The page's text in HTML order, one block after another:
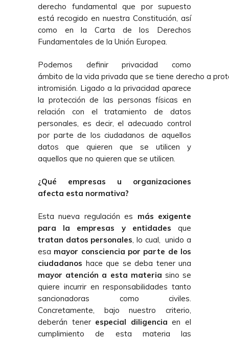
derecho fundamental que por supuesto
está recogido en nuestra Constitución, así
como en la Carta de los Derechos
Fundamentales de la Unión Europea.
Podemos definir privacidad como
ámbito de la vida privada que se tiene derecho a
intromisión. Ligado a la privacidad aparece
la protección de las personas físicas en
relación con el tratamiento de datos
personales, es decir, el adecuado control
por parte de los ciudadanos de aquellos
datos que quieren que se utilicen y
aquellos que no quieren que se utilicen.
¿Qué empresas u organizaciones
afecta esta normativa?
Esta nueva regulación es más exigente
para la empresas y entidades que
tratan datos personales, lo cual, unido a
esa mayor consciencia por parte de los
ciudadanos hace que se deba tener una
mayor atención a esta materia sino se
quiere incurrir en responsabilidades tanto
sancionadoras como civiles.
Concretamente, bajo nuestro criterio,
deberán tener especial diligencia en el
cumplimiento de esta materia las